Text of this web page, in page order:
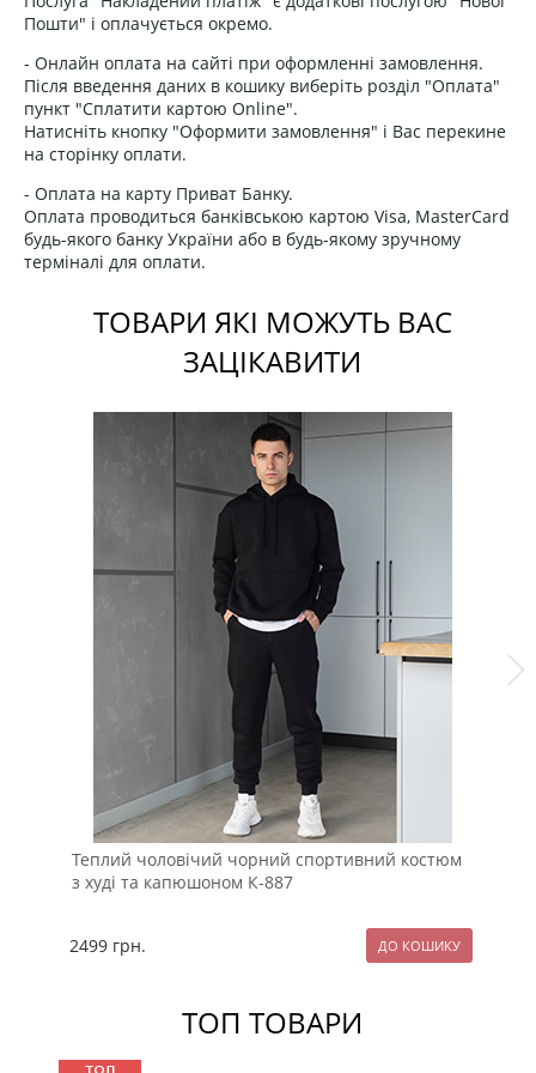
Пошти" і оплачується окремо.
- Онлайн оплата на сайті при оформленні замовлення.
Після введення даних в кошику виберіть розділ "Оплата"
пункт "Сплатити картою Online".
Натисніть кнопку "Оформити замовлення" і Вас перекине
на сторінку оплати.
- Оплата на карту Приват Банку.
Оплата проводиться банківською картою Visa, MasterCard
будь-якого банку України або в будь-якому зручному
терміналі для оплати.
ТОВАРИ ЯКІ МОЖУТЬ ВАС
ЗАЦІКАВИТИ
Теплий чоловічий чорний спортивний костюм
з худі та капюшоном К-887
2499 грн.
ТОП ТОВАРИ